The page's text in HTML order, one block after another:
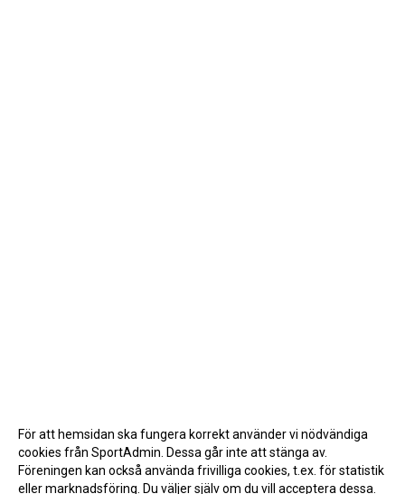
För att hemsidan ska fungera korrekt använder vi nödvändiga
cookies från SportAdmin. Dessa går inte att stänga av.
Föreningen kan också använda frivilliga cookies, t.ex. för statistik
eller marknadsföring. Du väljer själv om du vill acceptera dessa.